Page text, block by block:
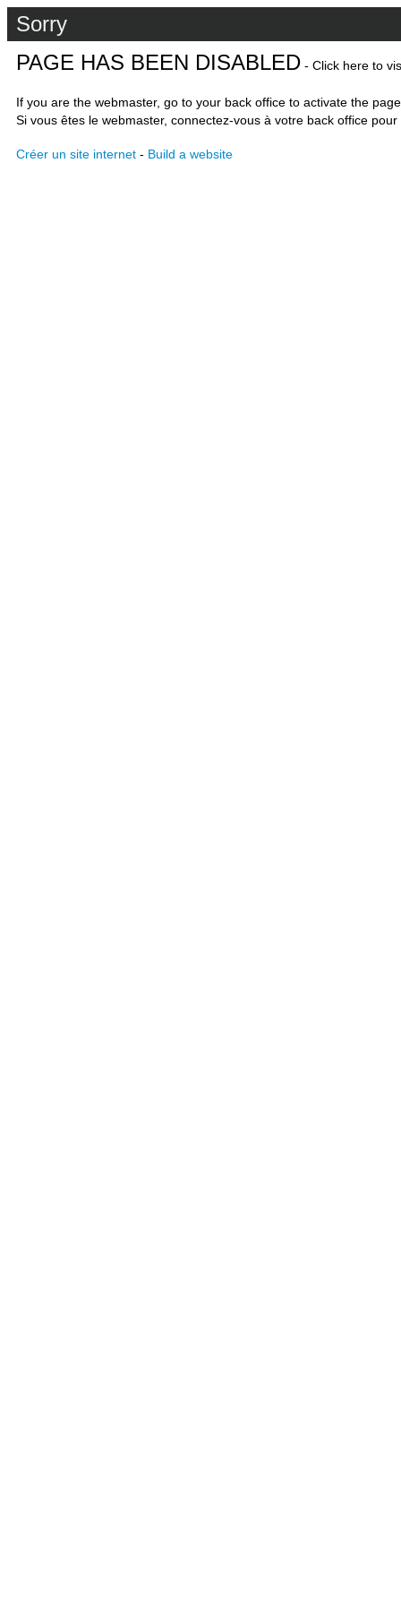
Sorry
PAGE HAS BEEN DISABLED - Click here to
If you are the webmaster, go to your back office to activate the
Si vous êtes le webmaster, connectez-vous à votre back office
Créer un site internet - Build a website